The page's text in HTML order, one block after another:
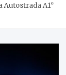
A1”